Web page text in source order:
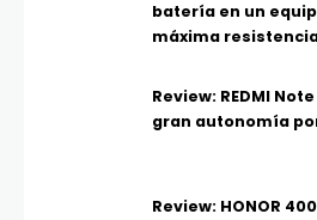
batería en un
máxima
Review: REDMI
gran autonomía
Review: HONOR